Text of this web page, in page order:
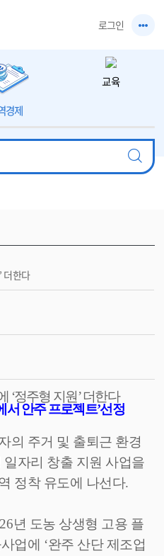
로그인
경제
교육
더한다
‘정주형 지원’더한다
서 안주 프로젝트’선정
의 주거 및 출퇴근 환경
자리 창출 지원 사업을
정착 유도에 나선다.
년 도농 상생형 고용 플
업에 ‘완주 산단 제조업